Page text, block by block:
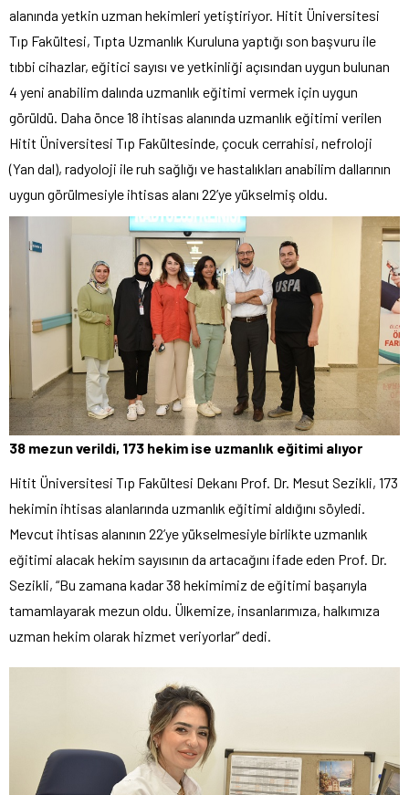
alanında yetkin uzman hekimleri yetiştiriyor. Hitit Üniversitesi
Tıp Fakültesi, Tıpta Uzmanlık Kuruluna yaptığı son başvuru ile
tıbbi cihazlar, eğitici sayısı ve yetkinliği açısından uygun bulunan
4 yeni anabilim dalında uzmanlık eğitimi vermek için uygun
görüldü. Daha önce 18 ihtisas alanında uzmanlık eğitimi verilen
Hitit Üniversitesi Tıp Fakültesinde, çocuk cerrahisi, nefroloji
(Yan dal), radyoloji ile ruh sağlığı ve hastalıkları anabilim dallarının
uygun görülmesiyle ihtisas alanı 22’ye yükselmiş oldu.
38 mezun verildi, 173 hekim ise uzmanlık eğitimi alıyor
Hitit Üniversitesi Tıp Fakültesi Dekanı Prof. Dr. Mesut Sezikli, 173
hekimin ihtisas alanlarında uzmanlık eğitimi aldığını söyledi.
Mevcut ihtisas alanının 22’ye yükselmesiyle birlikte uzmanlık
eğitimi alacak hekim sayısının da artacağını ifade eden Prof. Dr.
Sezikli, “Bu zamana kadar 38 hekimimiz de eğitimi başarıyla
tamamlayarak mezun oldu. Ülkemize, insanlarımıza, halkımıza
uzman hekim olarak hizmet veriyorlar” dedi.